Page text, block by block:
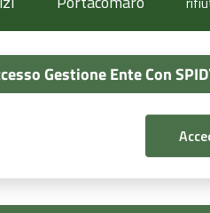
Gestione Ente Con